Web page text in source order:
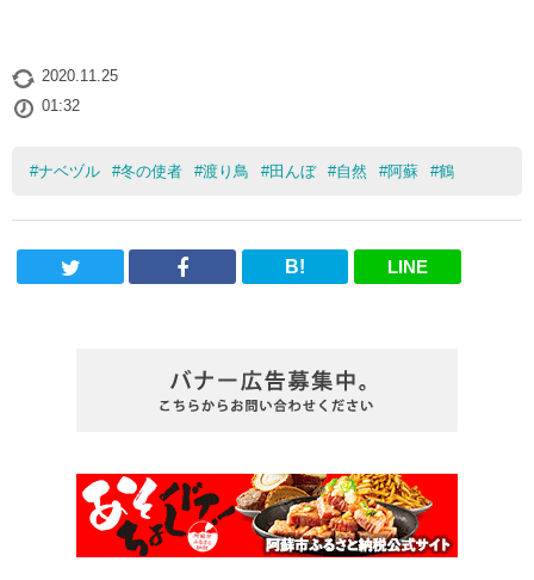
2020.11.25
01:32
#ナベヅル #冬の使者 #渡り鳥 #田んぼ #自然 #阿蘇 #鶴
B! LINE